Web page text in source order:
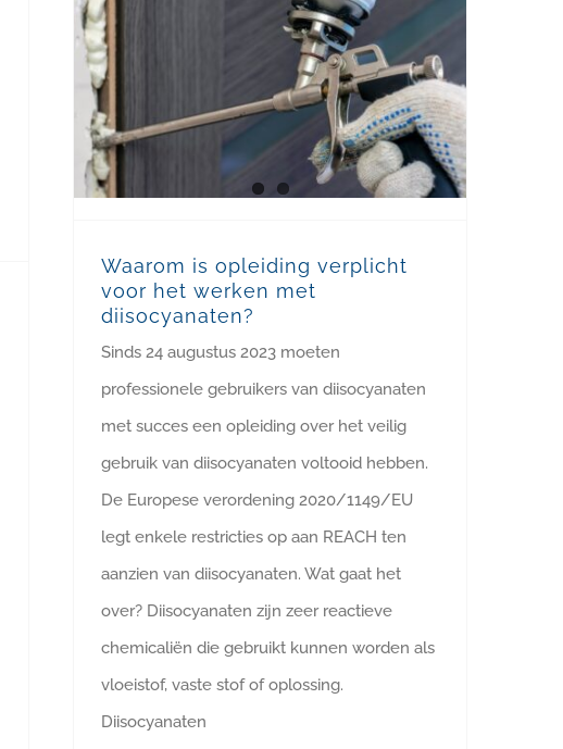
Waarom is opleiding verplicht
voor het werken met
diisocyanaten?
Sinds 24 augustus 2023 moeten
professionele gebruikers van diisocyanaten
met succes een opleiding over het veilig
gebruik van diisocyanaten voltooid hebben.
De Europese verordening 2020/1149/EU
legt enkele restricties op aan REACH ten
aanzien van diisocyanaten. Wat gaat het
over? Diisocyanaten zijn zeer reactieve
chemicaliën die gebruikt kunnen worden als
vloeistof, vaste stof of oplossing.
Diisocyanaten